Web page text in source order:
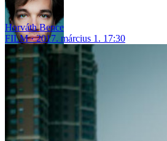
Horváth Bence
FILM
2017. március 1. 17:30